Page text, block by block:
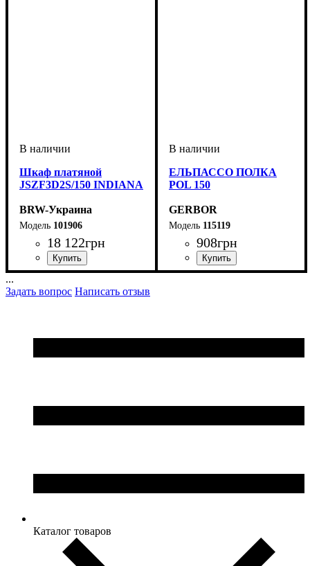
Шкаф платяной
JSZF3D2S/150 INDIANA
BRW-Украина
101906
18 122грн
ширина, мм: 1500
высота, мм: 1955
глубина, мм: 570
ЕЛЬПАССО ПОЛКА
POL 150
GERBOR
115119
908грн
...
Задать вопрос Написать отзыв
Каталог товаров